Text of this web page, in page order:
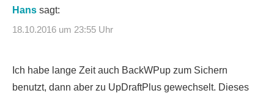
Hans sagt:
18.10.2016 um 23:55 Uhr
Ich habe lange Zeit auch BackWPup zum Sichern
benutzt, dann aber zu UpDraftPlus gewechselt. Dieses